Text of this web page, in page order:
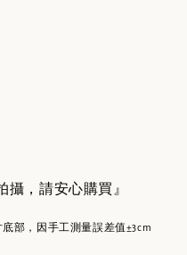
攝，請安心購買』
部，因手工測量誤差值±3cm